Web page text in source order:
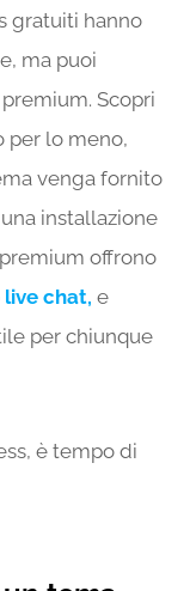
gratuiti hanno
ma puoi
Scopri
per lo meno,
venga fornito
installazione
offrono
live chat, e
per chiunque
è tempo di